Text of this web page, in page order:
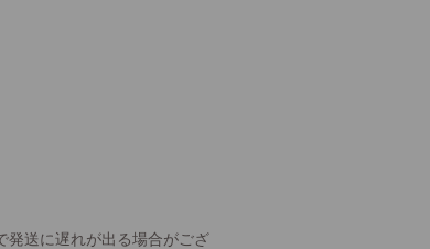
発送に遅れが出る場合がござ